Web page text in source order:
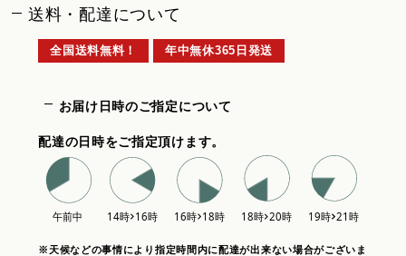
送料・配達について
全国送料無料！ 年中無休365日発送
お届け日時のご指定について
配達の日時をご指定頂けます。
※天候などの事情により指定時間内に配達が出来ない場合がございま